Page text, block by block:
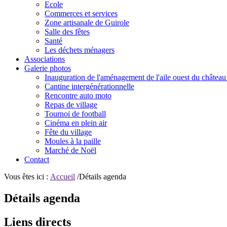
Ecole
Commerces et services
Zone artisanale de Guirole
Salle des fêtes
Santé
Les déchets ménagers
Associations
Galerie photos
Inauguration de l'aménagement de l'aile ouest du
Cantine intergénérationnelle
Rencontre auto moto
Repas de village
Tournoi de football
Cinéma en plein air
Fête du village
Moules à la paille
Marché de Noël
Contact
Vous êtes ici : Accueil /Détails agenda
Détails agenda
Liens directs